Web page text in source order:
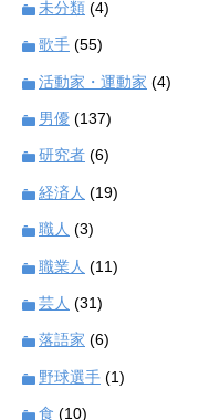
未分類 (4)
歌手 (55)
活動家・運動家 (4)
男優 (137)
研究者 (6)
経済人 (19)
職人 (3)
職業人 (11)
芸人 (31)
落語家 (6)
野球選手 (1)
食 (10)